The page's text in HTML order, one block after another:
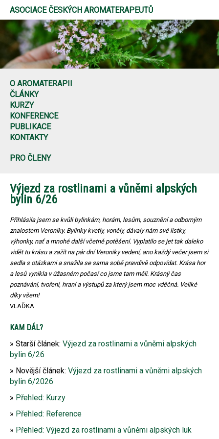
ASOCIACE ČESKÝCH AROMATERAPEUTŮ
O AROMATERAPII
ČLÁNKY
KURZY
KONFERENCE
PUBLIKACE
KONTAKTY
PRO ČLENY
Výjezd za rostlinami a vůněmi alpských
bylin 6/26
Přihlásila jsem se kvůli bylinkám, horám, lesům, souznění a odborným
znalostem Veroniky. Bylinky kvetly, voněly, dávaly nám své lístky,
výhonky, nať a mnohé další včetně potěšení. Vyplatilo se jet tak daleko
vidět tu krásu a zažít na pár dní Veroniky vedení, ano každý večer jsem si
sedla s otázkami a snažila se sama sobě pravdivě odpovídat. Krása hor
a lesů vynikla v úžasném počasí co jsme tam měli. Krásný čas
poznávání, tvoření, hraní a výstupů za který jsem moc vděčná. Veliké
díky všem!
VLAĎKA
KAM DÁL?
Starší článek: Výjezd za rostlinami a vůněmi alpských
bylin 6/26
Novější článek: Výjezd za rostlinami a vůněmi alpských
bylin 6/2026
Přehled: Kurzy
Přehled: Reference
Přehled: Výjezd za rostlinami a vůněmi alpských luk